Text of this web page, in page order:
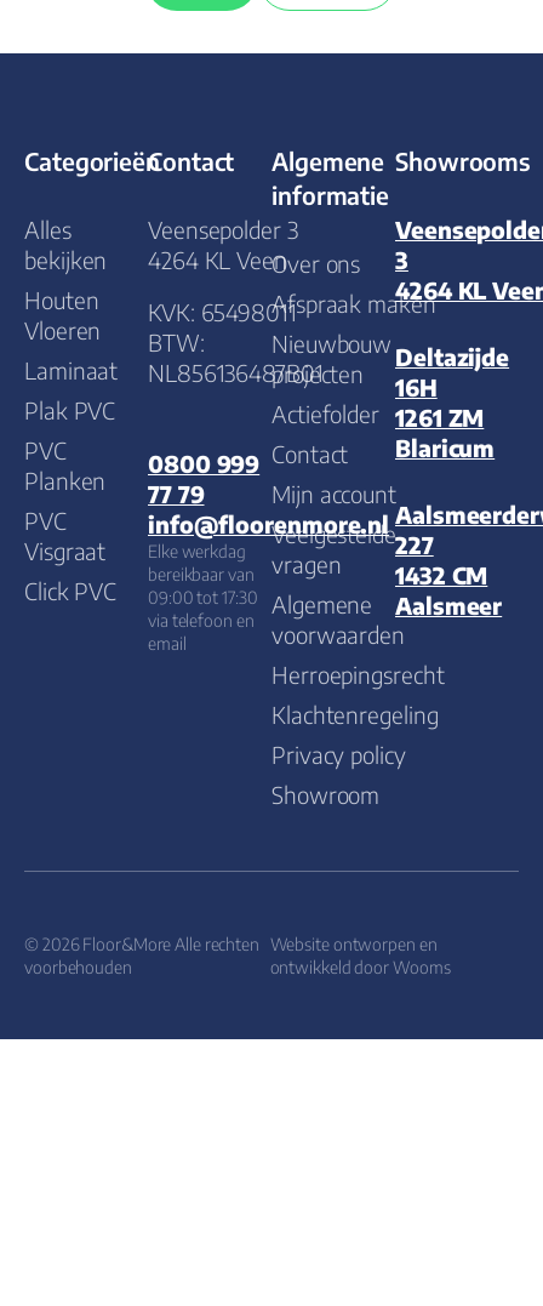
Categorieën
Alles
bekijken
Houten
Vloeren
Laminaat
Plak PVC
PVC
Planken
PVC
Visgraat
Click PVC
Contact
Veensepolder 3
4264 KL Veen
KVK: 65498011
BTW:
NL856136487B01
0800 999
77 79
info@floorenmore.nl
Elke werkdag
bereikbaar van
09:00 tot 17:30
via telefoon en
email
Algemene
informatie
Over ons
Afspraak maken
Nieuwbouw
projecten
Actiefolder
Contact
Mijn account
Veelgestelde
vragen
Algemene
voorwaarden
Herroepingsrecht
Klachtenregeling
Privacy policy
Showroom
Showrooms
3
4264 KL
Deltazijde
16H
1261 ZM
Blaricum
227
1432 CM
Aalsmeer
© 2026 Floor&More Alle rechten
voorbehouden
Website ontworpen en
ontwikkeld doorWooms